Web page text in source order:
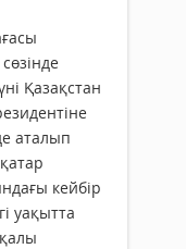
Қазақстан
аталып
кейбір
уақытта